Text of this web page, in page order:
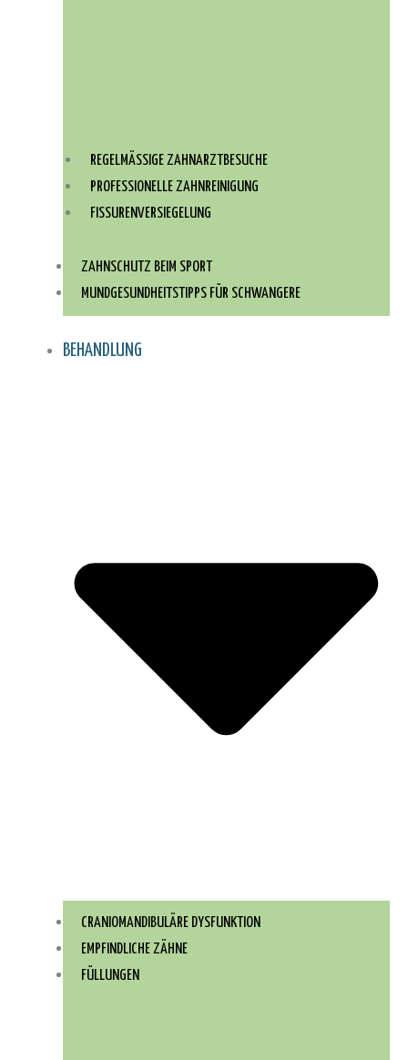
REGELMÄSSIGE ZAHNARZTBESUCHE
PROFESSIONELLE ZAHNREINIGUNG
FISSURENVERSIEGELUNG
ZAHNSCHUTZ BEIM SPORT
MUNDGESUNDHEITSTIPPS FÜR SCHWANGERE
BEHANDLUNG
CRANIOMANDIBULÄRE DYSFUNKTION
EMPFINDLICHE ZÄHNE
FÜLLUNGEN